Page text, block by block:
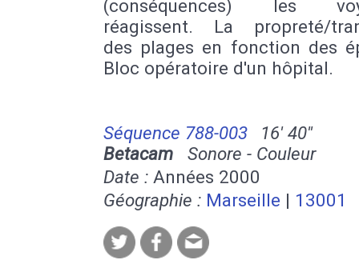
(conséquences) les
réagissent. La propreté/
des plages en fonction des
Bloc opératoire d'un hôpital.
Séquence 788-003
16' 40''
Betacam Sonore - Couleur
Date : Années 2000
Géographie : Marseille | 13001